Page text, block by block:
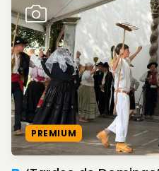
PREMIUM